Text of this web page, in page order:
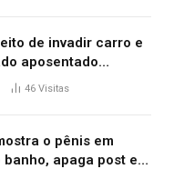
de invadir carro e
aposentado
no trânsito
46 Visitas
o pênis em
apaga post e